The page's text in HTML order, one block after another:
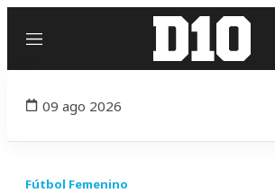
Menú
09 ago 2026
Fútbol Femenino